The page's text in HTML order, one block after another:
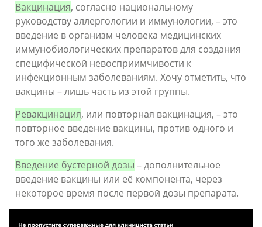
Вакцинация, согласно национальному
руководству аллергологии и иммунологии, – это
введение в организм человека медицинских
иммунобиологических препаратов для создания
специфической невосприимчивости к
инфекционным заболеваниям. Хочу отметить, что
вакцины – лишь часть из этой группы.
Ревакцинация, или повторная вакцинация, – это
повторное введение вакцины, против одного и
того же заболевания.
Введение бустерной дозы – дополнительное
введение вакцины или её компонента, через
некоторое время после первой дозы препарата.